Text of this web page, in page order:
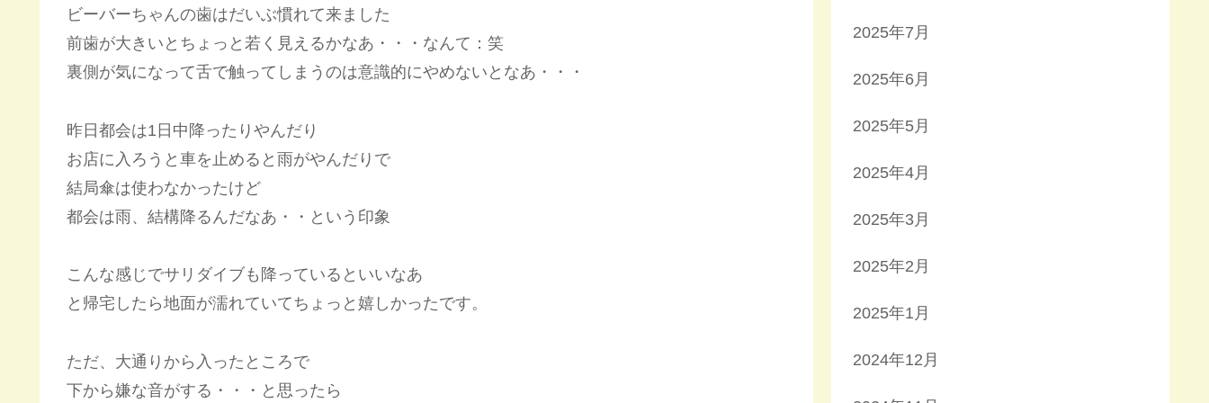
ビーバーちゃんの歯はだいぶ慣れて来ました
前歯が大きいとちょっと若く見えるかなあ・・・なんて：笑
裏側が気になって舌で触ってしまうのは意識的にやめないとなあ・・・
昨日都会は1日中降ったりやんだり
お店に入ろうと車を止めると雨がやんだりで
結局傘は使わなかったけど
都会は雨、結構降るんだなあ・・という印象
こんな感じでサリダイブも降っているといいなあ
と帰宅したら地面が濡れていてちょっと嬉しかったです。
ただ、大通りから入ったところで
下から嫌な音がする・・・と思ったら
2025年7月
2025年6月
2025年5月
2025年4月
2025年3月
2025年2月
2025年1月
2024年12月